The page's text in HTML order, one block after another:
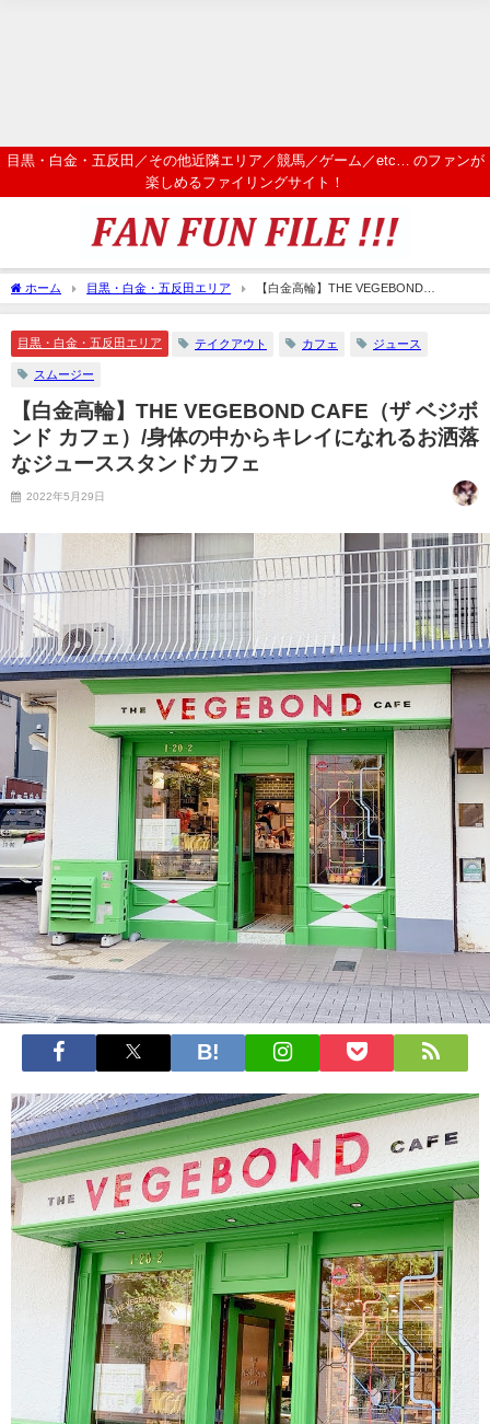
目黒・白金・五反田／その他近隣エリア／競馬／ゲーム／etc… のファンが
楽しめるファイリングサイト！
ホーム 目黒・白金・五反田エリア
【白金高輪】THE VEGEBOND
CAFE（ザ ベジボンド カフェ）/身体の中からキレイになれるお洒落なジューススタン
目黒・白金・五反田エリア
テイクアウト カフェ ジュース
スムージー
【白金高輪】THE VEGEBOND CAFE（ザ ベジボ
ンド カフェ）/身体の中からキレイになれるお洒落
なジューススタンドカフェ
2022年5月29日